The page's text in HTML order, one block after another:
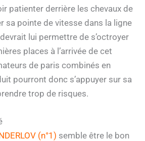
patienter derrière les chevaux de
sa pointe de vitesse dans la ligne
lui permettre de s’octroyer
places à l’arrivée de cet
de paris combinés en
pourront donc s’appuyer sur sa
trop de risques.
(n°1) semble être le bon